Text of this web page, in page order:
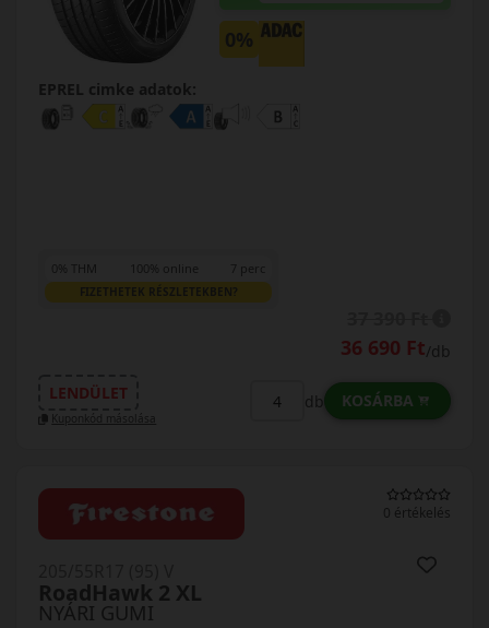
0%
EPREL cimke adatok:
0% THM 100% online 7 perc
FIZETHETEK RÉSZLETEKBEN?
36 690 Ft/db
LENDÜLET
Kuponkód másolása
db KOSÁRBA
0 értékelés
NYÁRI GUMI
RoadHawk 2 XL